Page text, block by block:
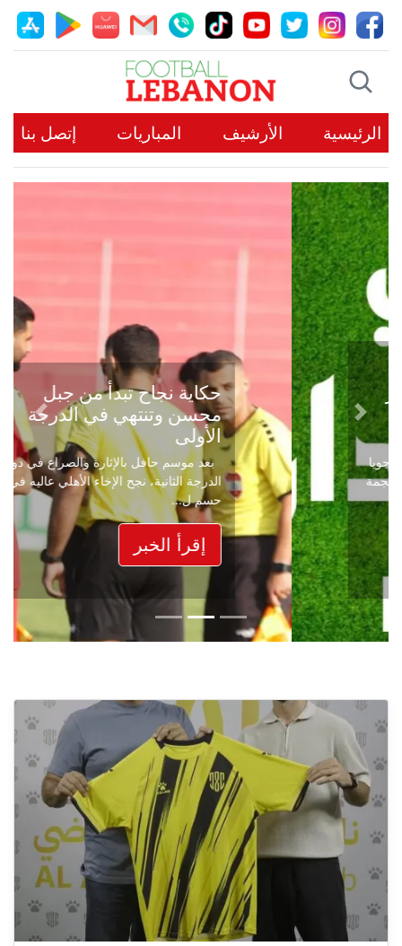
الرئيسية الأرشيف المباريات إتصل بنا
حكاية نجاح تبدأ من جبل
محسن وتنتهي في الدرجة
الأولى
بعد موسم حافل بالإثارة والصراع في دوري
الدرجة الثانية، نجح الإخاء الأهلي عاليه في
حسم ل...
إقرأ الخبر
Previous
Next